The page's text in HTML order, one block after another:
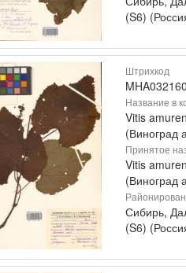
(S6)
Штрихкод
Название в
Vitis
(Виноград
Принятое
Vitis
(Виноград
Сибирь,
(S6)